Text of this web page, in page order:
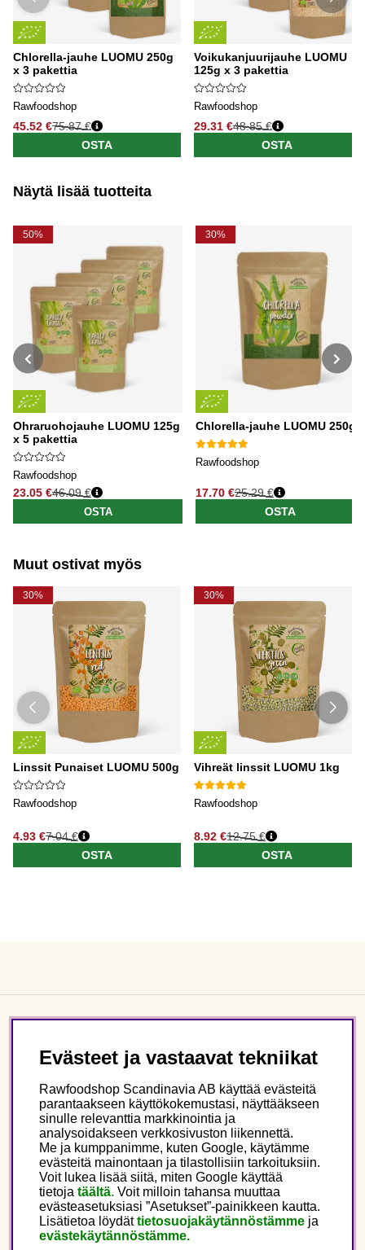
Chlorella-jauhe LUOMU 250g
x 3 pakettia
Rawfoodshop
45.52 €75.87 €
OSTA
Voikukanjuurijauhe LUOMU
125g x 3 pakettia
Rawfoodshop
29.31 €48.85 €
OSTA
Näytä lisää tuotteita
50%
Ohraruohojauhe LUOMU 125g
x 5 pakettia
Rawfoodshop
23.05 €
Normaali hinta
46.09 €
OSTA
30%
Chlorella-jauhe LUOMU 250g
Rawfoodshop
17.70 €
Normaali hinta
25.29 €
OSTA
Muut ostivat myös
30%
Linssit Punaiset LUOMU 500g
Rawfoodshop
4.93 €7.04 €
OSTA
30%
Vihreät linssit LUOMU 1kg
Rawfoodshop
8.92 €12.75 €
OSTA
Seuraa meitä
Tämä on Rawfoodshop
Finland
Evästeet ja vastaavat tekniikat
Rawfoodshop Scandinavia AB käyttää evästeitä
parantaakseen käyttökokemustasi, näyttääkseen
sinulle relevanttia markkinointia ja
analysoidakseen verkkosivuston liikennettä.
Me ja kumppanimme, kuten Google, käytämme
evästeitä mainontaan ja tilastollisiin tarkoituksiin.
Voit lukea lisää siitä, miten Google käyttää
tietoja täältä. Voit milloin tahansa muuttaa
evästeasetuksiasi ”Asetukset”-painikkeen kautta.
Lisätietoa löydättietosuojakäytännöstämme ja
evästekäytännöstämme.